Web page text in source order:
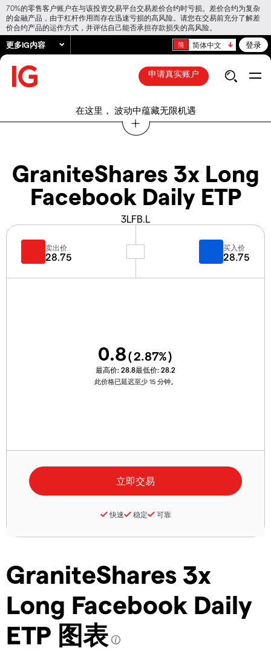
70%的零售客户账户在与该投资交易平台交易差价合约时亏损。差价合约为复杂
的金融产品，由于杠杆作用而存在迅速亏损的高风险。请您在交易前充分了解差
价合约产品的运作方式，并评估自己能否承担存款损失的高风险。
更多IG内容 简体中文 登录
申请真实账户
在这里， 波动中蕴藏无限机遇
GraniteShares 3x Long
Facebook Daily ETP
3LFB.L
GraniteShares 3x
Long Facebook Daily
ETP 图表
卖出价
28.75
买入价
28.75
0.8(2.87%)
最高价: 28.8最低价: 28.2
此价格已延迟至少 15 分钟。
快速 稳定 可靠